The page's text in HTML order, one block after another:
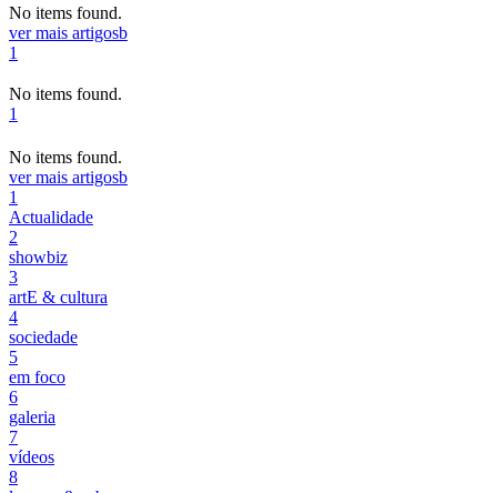
No items found.
ver mais artigosb
1
No items found.
1
No items found.
ver mais artigosb
1
Actualidade
2
showbiz
3
artE & cultura
4
sociedade
5
em foco
6
galeria
7
vídeos
8